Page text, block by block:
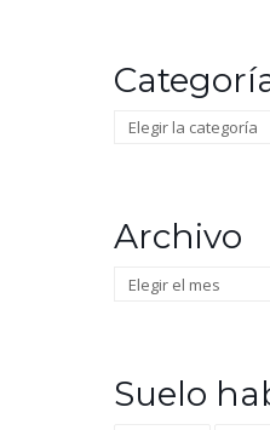
Categorías
Archivo
Archivo
Suelo